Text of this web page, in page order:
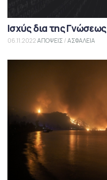
Ισχύς δια της Γνώσεως
06.11.2022ΑΠΟΨΕΙΣ /ΑΣΦΑΛΕΙΑ